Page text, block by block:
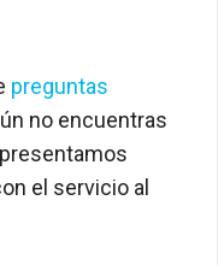
preguntas
no encuentras
el servicio al